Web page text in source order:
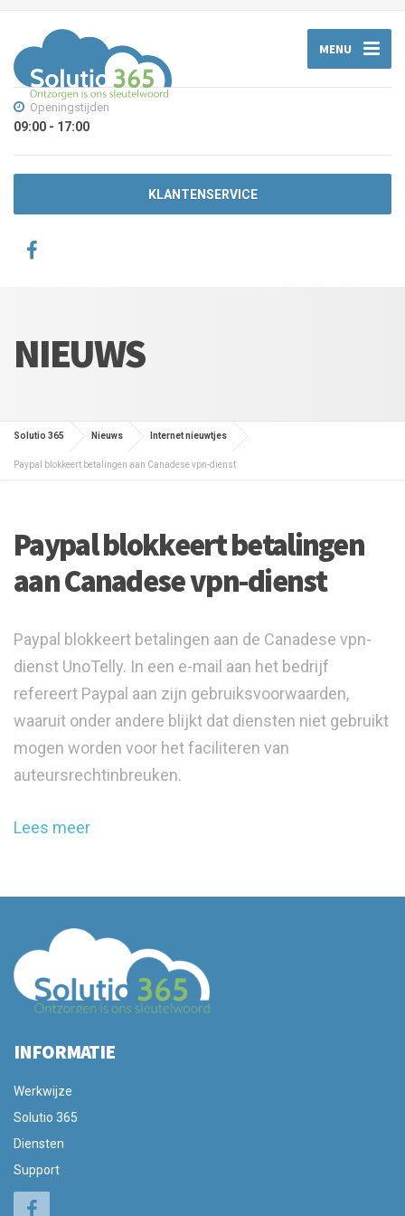
MENU
Openingstijden
09:00 - 17:00
KLANTENSERVICE
NIEUWS
Solutio 365 Nieuws Internet nieuwtjes
Paypal blokkeert betalingen aan Canadese vpn-dienst
Paypal blokkeert betalingen
aan Canadese vpn-dienst
Paypal blokkeert betalingen aan de Canadese vpn-
dienst UnoTelly. In een e-mail aan het bedrijf
refereert Paypal aan zijn gebruiksvoorwaarden,
waaruit onder andere blijkt dat diensten niet gebruikt
mogen worden voor het faciliteren van
auteursrechtinbreuken.
Lees meer
INFORMATIE
Werkwijze
Solutio 365
Diensten
Support